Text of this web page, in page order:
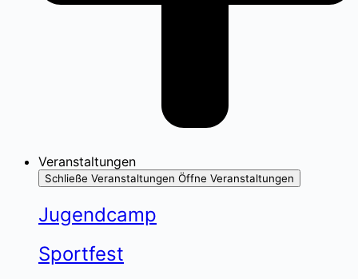
Veranstaltungen
Schließe Veranstaltungen Öffne Veranstaltungen
Jugendcamp
Sportfest